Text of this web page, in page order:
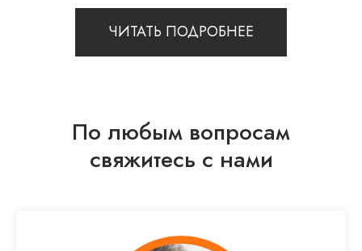
ЧИТАТЬ ПОДРОБНЕЕ
По любым вопросам
свяжитесь с нами